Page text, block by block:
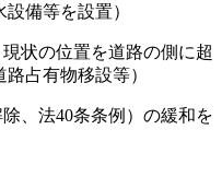
備等を設置）
状の位置を道路の側に超
占有物移設等）
、法40条条例）の緩和を